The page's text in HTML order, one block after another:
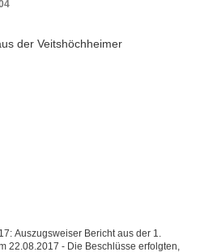
Auszugsweiser Bericht aus der 1.
22.08.2017 - Die Beschlüsse erfolgten,